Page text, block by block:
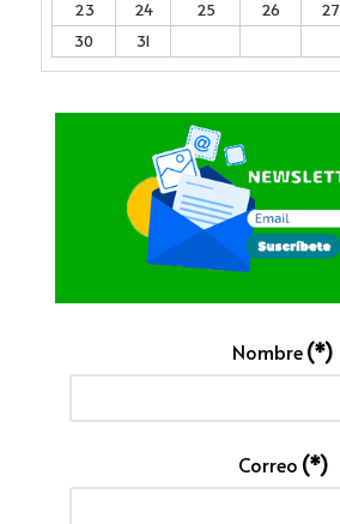
23
24 25 26 27
30
31
Nombre(*)
Correo (*)